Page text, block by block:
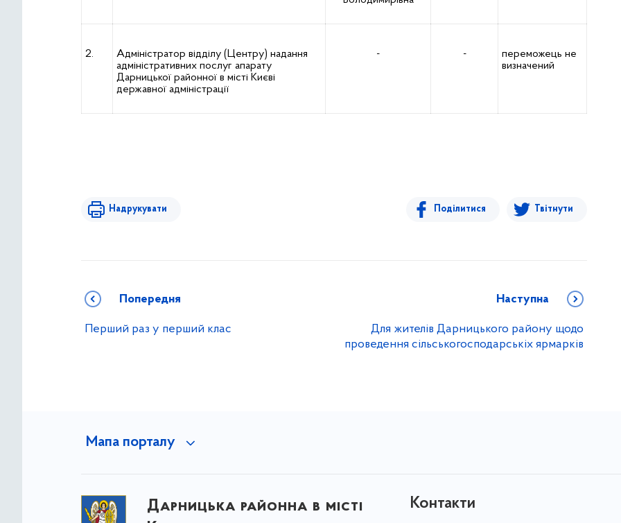
2.
Адміністратор відділу (Центру) надання
адміністративних послуг апарату
Дарницької районної в місті Києві
державної адміністрації
- -
переможець не
визначений
Надрукувати Поділитися Твітнути
Попередня
Перший раз у перший клас
Наступна
Для жителів Дарницького району щодо
проведення сільськогосподарськіх ярмарків
Мапа порталу
Дарницька районна в місті
Контакти